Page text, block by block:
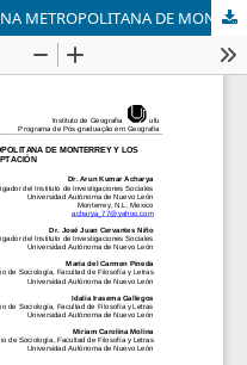
MIGRANTES INDÍGENAS EN LA ZONA METROPOLITANA DE MONTERREY Y LOS PROCESOS DE ADAPTACIÓN